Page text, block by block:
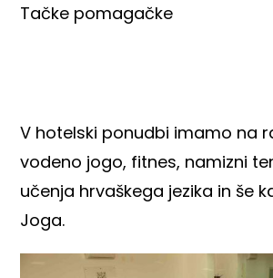
Tačke pomagačke
V hotelski ponudbi imamo na
vodeno jogo, fitnes, namizni
učenja hrvaškega jezika in še
Joga.